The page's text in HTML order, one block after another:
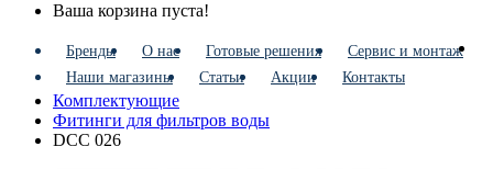
Ваша корзина пуста!
Бренды О нас Готовые решения
Сервис и монтаж
Наши магазины
Статьи Акции Контакты
Комплектующие
Фитинги для фильтров воды
DCC 026